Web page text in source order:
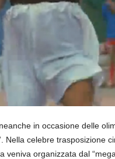
in occasione delle
Nella celebre trasposizione
organizzata dal